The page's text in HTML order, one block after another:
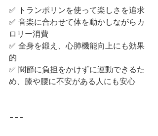
✅ トランポリンを使って楽しさを追求
✅ 音楽に合わせて体を動かしながらカ
ロリー消費
✅ 全身を鍛え、心肺機能向上にも効果
的
✅ 関節に負担をかけずに運動できるた
め、膝や腰に不安がある人にも安心
---